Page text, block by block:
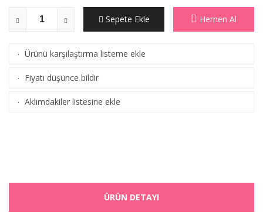
Sepete Ekle Hemen Al
· Ürünü karşılaştırma listeme ekle
(Karşılaştır)
· Fiyatı düşünce bildir
· Aklımdakiler listesine ekle
ÜRÜN DETAYI